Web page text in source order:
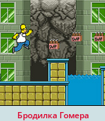
Бродилка Гомера